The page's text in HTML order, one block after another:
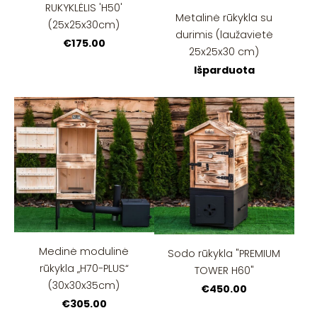
RUKYKLĖLIS 'H50'
(25x25x30cm)
€175.00
Metalinė rūkykla su
durimis (laužavietė
25x25x30 cm)
Išparduota
Medinė modulinė
rūkykla „H70-PLUS“
(30x30x35cm)
€305.00
Sodo rūkykla "PREMIUM
TOWER H60"
€450.00